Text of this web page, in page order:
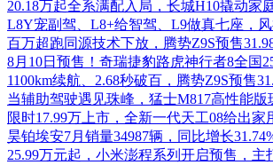
20.18万起全系满配入局，长城H10撬动家
L8Y宠副驾、L8+给智驾、L9做真七座，
百万超跑同源技术下放，腾势Z9S预售
8月10日预售！奇瑞捷豹路虎神行者8全国
1100km续航、2.68秒破百，腾势Z9S预售
当辅助驾驶遇见珠峰，猛士M817高性能
限时17.99万上市，全新一代天工08给出家
昊铂埃安7月销量34987辆，同比增长
25.99万元起，小米澎程系列开启预售，主